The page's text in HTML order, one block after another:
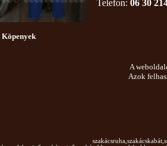
Telefon: 06 30
Köpenyek
A
Azok
szakácsruha, szakácskabát,